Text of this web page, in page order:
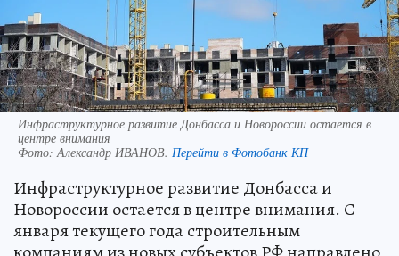
Инфраструктурное развитие Донбасса и Новороссии остается в
центре внимания
Фото:Александр ИВАНОВ. Перейти в Фотобанк КП
Инфраструктурное развитие Донбасса и
Новороссии остается в центре внимания. С
января текущего года строительным